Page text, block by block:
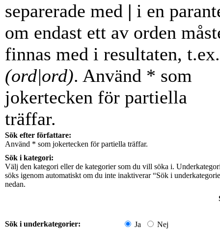
separerade med | i en
om endast ett av orden
finnas med i resultaten, t.ex.
(ord|ord). Använd * som
jokertecken för partiella
träffar.
Sök efter författare:
Använd * som jokertecken för partiella träffar.
Sök i kategori:
Välj den kategori eller de kategorier som du vill söka i.
söks igenom automatiskt om du inte inaktiverar “Sök i
nedan.
Sök i underkategorier: Ja Nej